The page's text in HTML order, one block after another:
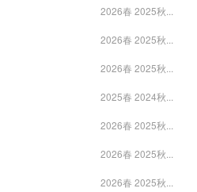
2026春 2025秋...
2026春 2025秋...
2026春 2025秋...
2025春 2024秋...
2026春 2025秋...
2026春 2025秋...
2026春 2025秋...